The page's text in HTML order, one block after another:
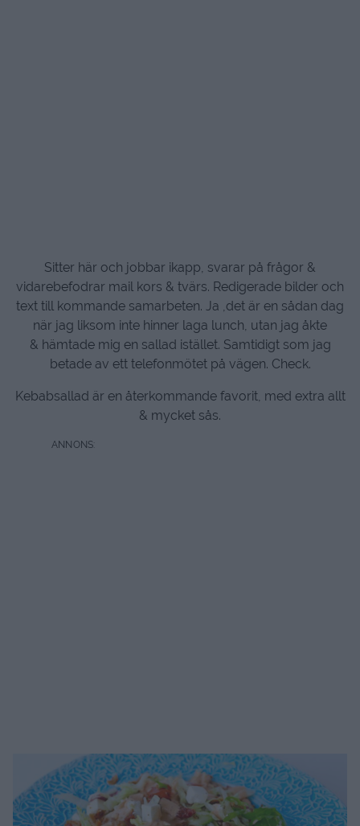
Sitter här och jobbar ikapp, svarar på frågor &
vidarebefodrar mail kors & tvärs. Redigerade bilder och
text till kommande samarbeten. Ja ,det är en sådan dag
när jag liksom inte hinner laga lunch, utan jag åkte
& hämtade mig en sallad istället. Samtidigt som jag
betade av ett telefonmötet på vägen. Check.
Kebabsallad är en återkommande favorit, med extra allt
& mycket sås.